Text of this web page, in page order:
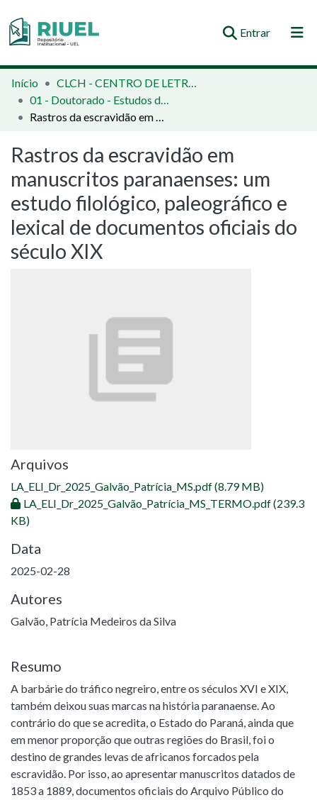
Entrar(current)
Orientações e Normas
Comunidades e Coleções
Estatísticas
Início
CLCH - CENTRO DE LETRAS E CIÊNCIAS HUMANAS
01 - Doutorado - Estudos da Linguagem
Rastros da escravidão em manuscritos paranaenses: um estudo filológico, paleográfico e lexical de documentos oficiais do século XIX
Rastros da escravidão em
manuscritos paranaenses: um
estudo filológico, paleográfico e
lexical de documentos oficiais do
século XIX
Arquivos
LA_ELI_Dr_2025_Galvão_Patrícia_MS.pdf(8.79 MB)
LA_ELI_Dr_2025_Galvão_Patrícia_MS_TERMO.pdf(239.3
KB)
Data
2025-02-28
Autores
Galvão, Patrícia Medeiros da Silva
Resumo
A barbárie do tráfico negreiro, entre os séculos XVI e XIX,
também deixou suas marcas na história paranaense. Ao
contrário do que se acredita, o Estado do Paraná, ainda que
em menor proporção que outras regiões do Brasil, foi o
destino de grandes levas de africanos forcados pela
escravidão. Por isso, ao apresentar manuscritos datados de
1853 a 1889, documentos oficiais do Arquivo Público do